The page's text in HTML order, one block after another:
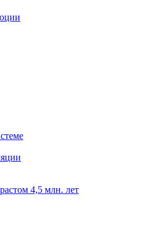
4,5 млн. лет